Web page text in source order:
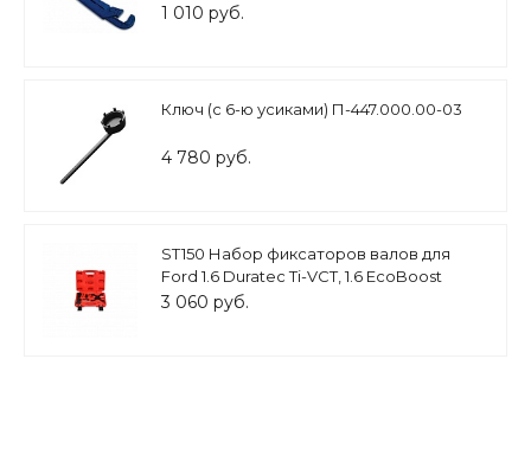
1 010 руб.
Ключ (с 6-ю усиками) П-447.000.00-03
4 780 руб.
ST150 Набор фиксаторов валов для
Ford 1.6 Duratec Ti-VCT, 1.6 EcoBoost
3 060 руб.